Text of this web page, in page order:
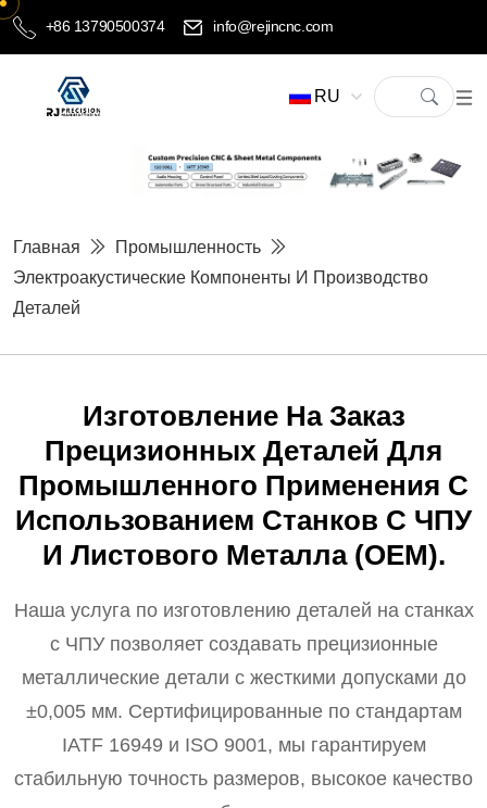
+86 13790500374 info@rejincnc.com
RU
Главная
Промышленность
Электроакустические Компоненты И Производство
Деталей
Изготовление На Заказ
Прецизионных Деталей Для
Промышленного Применения С
Использованием Станков С ЧПУ
И Листового Металла (OEM).
Наша услуга по изготовлению деталей на станках
с ЧПУ позволяет создавать прецизионные
металлические детали с жесткими допусками до
±0,005 мм. Сертифицированные по стандартам
IATF 16949 и ISO 9001, мы гарантируем
стабильную точность размеров, высокое качество